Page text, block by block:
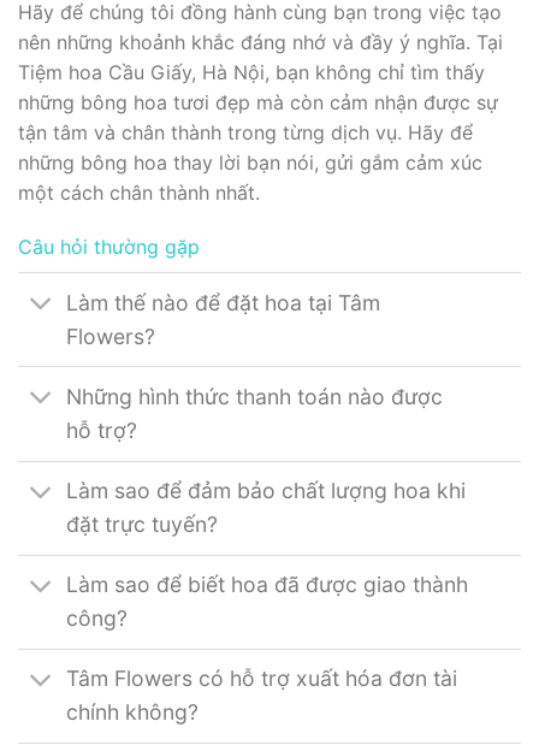
Hãy để chúng tôi đồng hành cùng bạn trong việc tạo
nên những khoảnh khắc đáng nhớ và đầy ý nghĩa. Tại
Tiệm hoa Cầu Giấy, Hà Nội, bạn không chỉ tìm thấy
những bông hoa tươi đẹp mà còn cảm nhận được sự
tận tâm và chân thành trong từng dịch vụ. Hãy để
những bông hoa thay lời bạn nói, gửi gắm cảm xúc
một cách chân thành nhất.
Câu hỏi thường gặp
Làm thế nào để đặt hoa tại Tâm
Flowers?
Những hình thức thanh toán nào được
hỗ trợ?
Làm sao để đảm bảo chất lượng hoa khi
đặt trực tuyến?
Làm sao để biết hoa đã được giao thành
công?
Tâm Flowers có hỗ trợ xuất hóa đơn tài
chính không?